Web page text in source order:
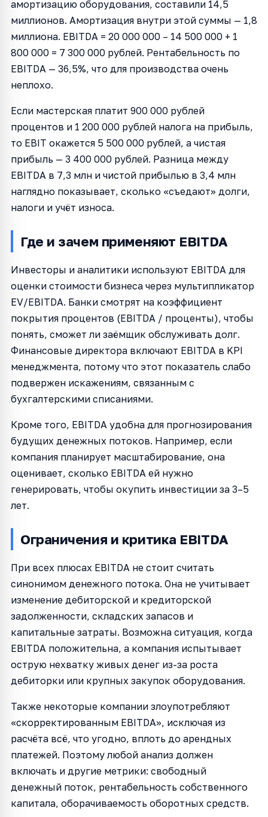
амортизацию оборудования, составили 14,5
миллионов. Амортизация внутри этой суммы — 1,8
миллиона. EBITDA = 20 000 000 – 14 500 000 + 1
800 000 = 7 300 000 рублей. Рентабельность по
EBITDA — 36,5%, что для производства очень
неплохо.
Если мастерская платит 900 000 рублей
процентов и 1 200 000 рублей налога на прибыль,
то EBIT окажется 5 500 000 рублей, а чистая
прибыль — 3 400 000 рублей. Разница между
EBITDA в 7,3 млн и чистой прибылью в 3,4 млн
наглядно показывает, сколько «съедают» долги,
налоги и учёт износа.
Где и зачем применяют EBITDA
Инвесторы и аналитики используют EBITDA для
оценки стоимости бизнеса через мультипликатор
EV/EBITDA. Банки смотрят на коэффициент
покрытия процентов (EBITDA / проценты), чтобы
понять, сможет ли заёмщик обслуживать долг.
Финансовые директора включают EBITDA в KPI
менеджмента, потому что этот показатель слабо
подвержен искажениям, связанным с
бухгалтерскими списаниями.
Кроме того, EBITDA удобна для прогнозирования
будущих денежных потоков. Например, если
компания планирует масштабирование, она
оценивает, сколько EBITDA ей нужно
генерировать, чтобы окупить инвестиции за 3–5
лет.
Ограничения и критика EBITDA
При всех плюсах EBITDA не стоит считать
синонимом денежного потока. Она не учитывает
изменение дебиторской и кредиторской
задолженности, складских запасов и
капитальные затраты. Возможна ситуация, когда
EBITDA положительна, а компания испытывает
острую нехватку живых денег из-за роста
дебиторки или крупных закупок оборудования.
Также некоторые компании злоупотребляют
«скорректированным EBITDA», исключая из
расчёта всё, что угодно, вплоть до арендных
платежей. Поэтому любой анализ должен
включать и другие метрики: свободный
денежный поток, рентабельность собственного
капитала, оборачиваемость оборотных средств.